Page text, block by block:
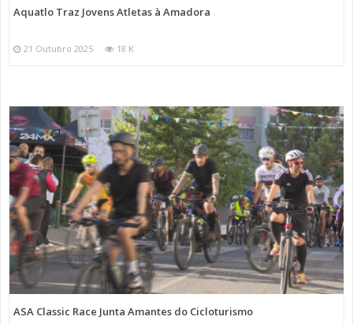
Aquatlo Traz Jovens Atletas à Amadora
21 Outubro 2025 18 K
ASA Classic Race Junta Amantes do Cicloturismo